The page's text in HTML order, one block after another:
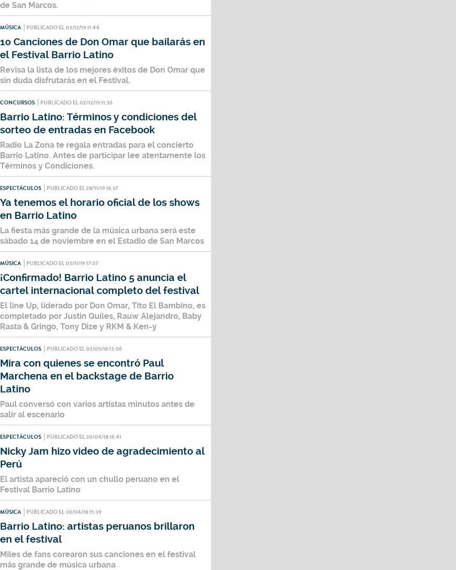
de San Marcos.
MÚSICA PUBLICADO EL 03/12/19 11:44
10 Canciones de Don Omar que bailarás en
el Festival Barrio Latino
Revisa la lista de los mejores éxitos de Don Omar que
sin duda disfrutarás en el Festival.
CONCURSOS PUBLICADO EL 02/12/19 11:36
Barrio Latino: Términos y condiciones del
sorteo de entradas en Facebook
Radio La Zona te regala entradas para el concierto
Barrio Latino. Antes de participar lee atentamente los
Términos y Condiciones.
ESPECTÁCULOS PUBLICADO EL 28/11/19 16:37
Ya tenemos el horario oficial de los shows
en Barrio Latino
La fiesta más grande de la música urbana será este
sábado 14 de noviembre en el Estadio de San Marcos
MÚSICA PUBLICADO EL 05/11/19 17:07
¡Confirmado! Barrio Latino 5 anuncia el
cartel internacional completo del festival
El line Up, liderado por Don Omar, Tito El Bambino, es
completado por Justin Quiles, Rauw Alejandro, Baby
Rasta & Gringo, Tony Dize y RKM & Ken-y
ESPECTÁCULOS PUBLICADO EL 02/05/18 13:06
Mira con quienes se encontró Paul
Marchena en el backstage de Barrio
Latino
Paul conversó con varios artistas minutos antes de
salir al escenario
ESPECTÁCULOS PUBLICADO EL 30/04/18 16:41
Nicky Jam hizo video de agradecimiento al
Perú
El artista apareció con un chullo peruano en el
Festival Barrio Latino
MÚSICA PUBLICADO EL 30/04/18 15:39
Barrio Latino: artistas peruanos brillaron
en el festival
Miles de fans corearon sus canciones en el festival
más grande de música urbana